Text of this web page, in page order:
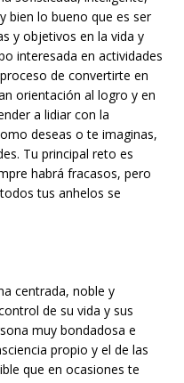
bien lo bueno que es ser
y objetivos en la vida y
interesada en actividades
de convertirte en
orientación al logro y en
a lidiar con la
deseas o te imaginas,
Tu principal reto es
habrá fracasos, pero
tus anhelos se
centrada, noble y
de su vida y sus
muy bondadosa e
propio y el de las
que en ocasiones te